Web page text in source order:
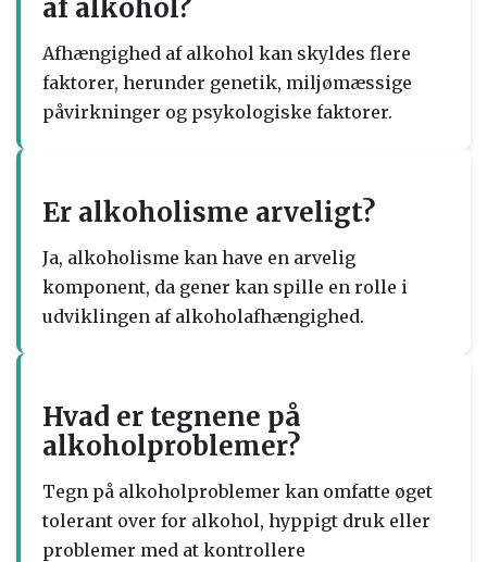
af alkohol?
Afhængighed af alkohol kan skyldes flere
faktorer, herunder genetik, miljømæssige
påvirkninger og psykologiske faktorer.
Er alkoholisme arveligt?
Ja, alkoholisme kan have en arvelig
komponent, da gener kan spille en rolle i
udviklingen af alkoholafhængighed.
Hvad er tegnene på
alkoholproblemer?
Tegn på alkoholproblemer kan omfatte øget
tolerant over for alkohol, hyppigt druk eller
problemer med at kontrollere